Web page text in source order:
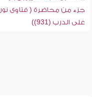
جزء من محاضرة ( فتاوى نور
على الدرب (931))